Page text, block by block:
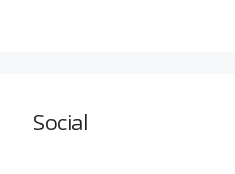
Social